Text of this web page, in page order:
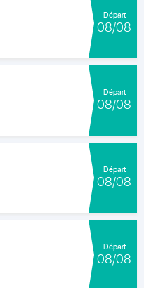
Départ
08/08
Départ
08/08
Départ
08/08
Départ
08/08